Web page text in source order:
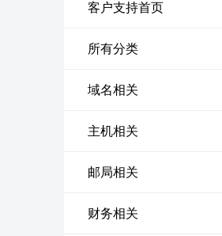
客户支持首页
所有分类
域名相关
主机相关
邮局相关
财务相关